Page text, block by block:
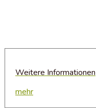
Weitere Informationen
mehr